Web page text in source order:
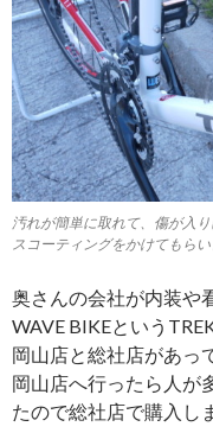
汚れが簡単に取れて、傷が入
スコーティングをかけてもら
奥さんの会社が内装や
WAVE BIKEという
岡山店と総社店があっ
岡山店へ行ったら人が
たので総社店で購入し